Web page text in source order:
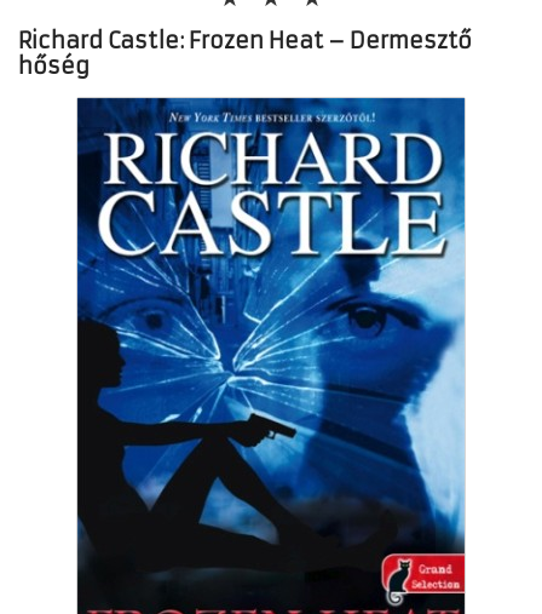
Richard Castle: Frozen Heat – Dermesztő
hőség